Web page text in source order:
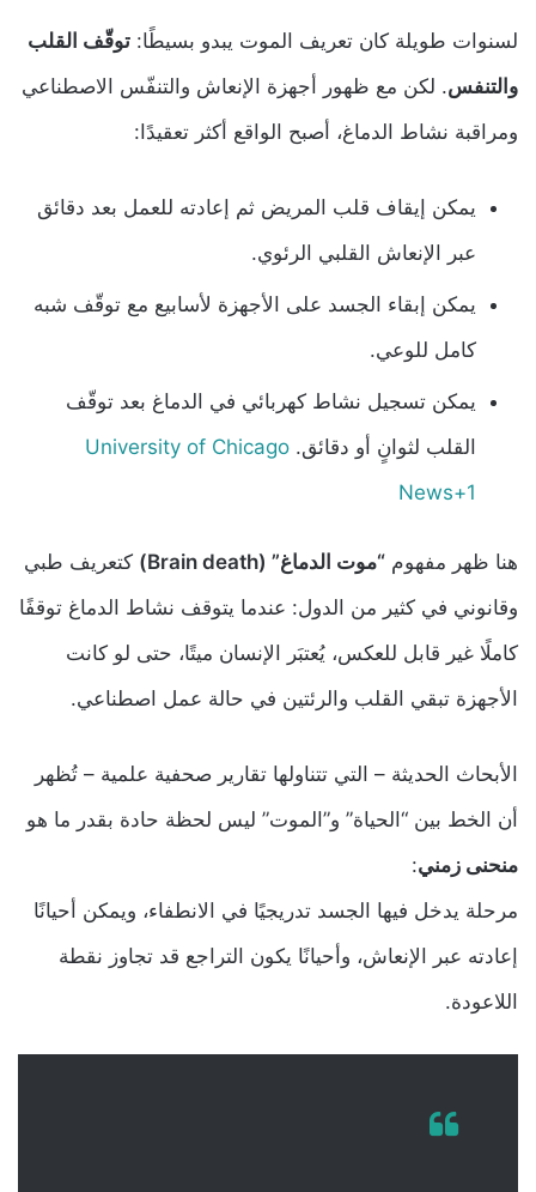
لسنوات طويلة كان تعريف الموت يبدو بسيطًا: توقّف القلب
والتنفس. لكن مع ظهور أجهزة الإنعاش والتنفّس الاصطناعي
ومراقبة نشاط الدماغ، أصبح الواقع أكثر تعقيدًا:
يمكن إيقاف قلب المريض ثم إعادته للعمل بعد دقائق
عبر الإنعاش القلبي الرئوي.
يمكن إبقاء الجسد على الأجهزة لأسابيع مع توقّف شبه
كامل للوعي.
يمكن تسجيل نشاط كهربائي في الدماغ بعد توقّف
القلب لثوانٍ أو دقائق. University of Chicago
News+1
هنا ظهر مفهوم “موت الدماغ” (Brain death)
كتعريف طبي
وقانوني في كثير من الدول: عندما يتوقف نشاط الدماغ توقفًا
كاملًا غير قابل للعكس، يُعتبَر الإنسان ميتًا، حتى لو كانت
الأجهزة تبقي القلب والرئتين في حالة عمل اصطناعي.
الأبحاث الحديثة – التي تتناولها تقارير صحفية علمية – تُظهر
أن الخط بين “الحياة” و”الموت” ليس لحظة حادة بقدر ما هو
منحنى زمني:
مرحلة يدخل فيها الجسد تدريجيًا في الانطفاء، ويمكن أحيانًا
إعادته عبر الإنعاش، وأحيانًا يكون التراجع قد تجاوز نقطة
اللاعودة.